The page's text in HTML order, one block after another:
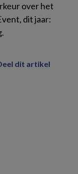
over het
dit jaar:
dit artikel